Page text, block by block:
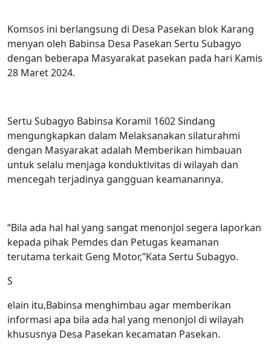
Komsos ini berlangsung di Desa Pasekan blok Karang
menyan oleh Babinsa Desa Pasekan Sertu Subagyo
dengan beberapa Masyarakat pasekan pada hari Kamis
28 Maret 2024.
Sertu Subagyo Babinsa Koramil 1602 Sindang
mengungkapkan dalam Melaksanakan silaturahmi
dengan Masyarakat adalah Memberikan himbauan
untuk selalu menjaga konduktivitas di wilayah dan
mencegah terjadinya gangguan keamanannya.
“Bila ada hal hal yang sangat menonjol segera laporkan
kepada pihak Pemdes dan Petugas keamanan
terutama terkait Geng Motor,”Kata Sertu Subagyo.
S
elain itu,Babinsa menghimbau agar memberikan
informasi apa bila ada hal yang menonjol di wilayah
khususnya Desa Pasekan kecamatan Pasekan.